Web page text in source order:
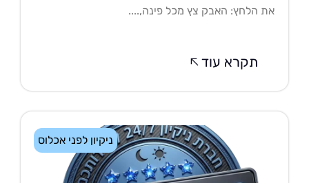
הלחץ: האבק צץ מכל פינה,....
תקרא עוד
ניקיון לפני אכלוס